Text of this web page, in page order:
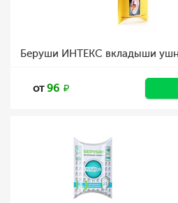
Беруши ИНТЕКС вкладыши
от96